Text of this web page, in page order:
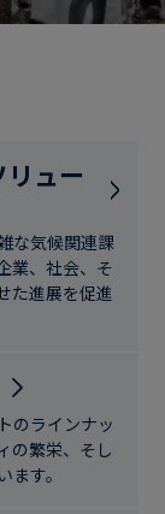
リュー
な気候関連課
業、社会、そ
た進展を促進
のラインナッ
の繁栄、そし
す。